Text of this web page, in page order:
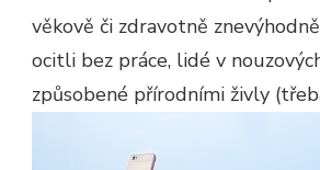
věkově či zdravotně
ocitli bez práce, lidé v
způsobené přírodními živly